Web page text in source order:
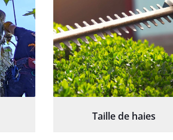
Taille de haies